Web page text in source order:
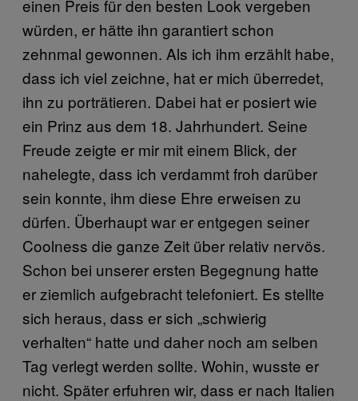
einen Preis für den besten Look vergeben
würden, er hätte ihn garantiert schon
zehnmal gewonnen. Als ich ihm erzählt habe,
dass ich viel zeichne, hat er mich überredet,
ihn zu porträtieren. Dabei hat er posiert wie
ein Prinz aus dem 18. Jahrhundert. Seine
Freude zeigte er mir mit einem Blick, der
nahelegte, dass ich verdammt froh darüber
sein konnte, ihm diese Ehre erweisen zu
dürfen. Überhaupt war er entgegen seiner
Coolness die ganze Zeit über relativ nervös.
Schon bei unserer ersten Begegnung hatte
er ziemlich aufgebracht telefoniert. Es stellte
sich heraus, dass er sich „schwierig
verhalten“ hatte und daher noch am selben
Tag verlegt werden sollte. Wohin, wusste er
nicht. Später erfuhren wir, dass er nach Italien